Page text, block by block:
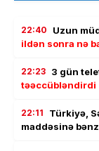
22:40 Uzun
ildən sonra nə
22:23 3 gün
təəccübləndirdi
22:11
Türkiyə,
maddəsinə